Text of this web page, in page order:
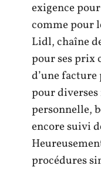
exigence
comme pour
Lidl, chaîne
pour ses prix
d’une facture
pour
personnelle,
encore suivi
procédures